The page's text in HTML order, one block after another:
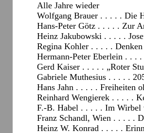
Alle Jahre wieder
Wolfgang Brauer . . . . . Die
Hans-Peter Götz . . . . . Zur
Heinz Jakubowski . . . . .
Regina Kohler . . . . . Denken
Hermann-Peter Eberlein . . .
Gerd Kaiser . . . . . „Roter
Gabriele Muthesius . . . . .
Hans Jahn . . . . . Freiheiten
Reinhard Wengierek . . . . .
F.-B. Habel . . . . . Im Wirbel
Franz Schandl, Wien . . . . .
Heinz W. Konrad . . . . .